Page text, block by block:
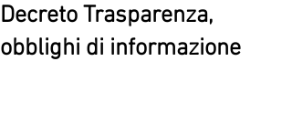
Decreto Trasparenza,
obblighi di informazione